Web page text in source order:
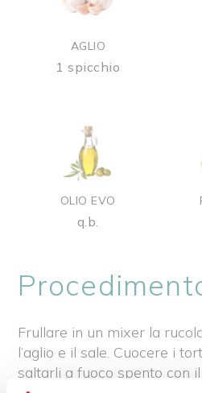
AGLIO
1 spicchio
OLIO EVO
q.b.
Frullare in un mixer la
l’aglio e il sale. Cuocere i
saltarli a fuoco spento con